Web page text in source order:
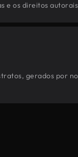
e os direitos
gerados por